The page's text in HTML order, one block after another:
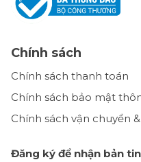
Chính sách
Chính sách thanh toán
Chính sách bảo mật
Chính sách vận chuyển
Đăng ký để nhận bản